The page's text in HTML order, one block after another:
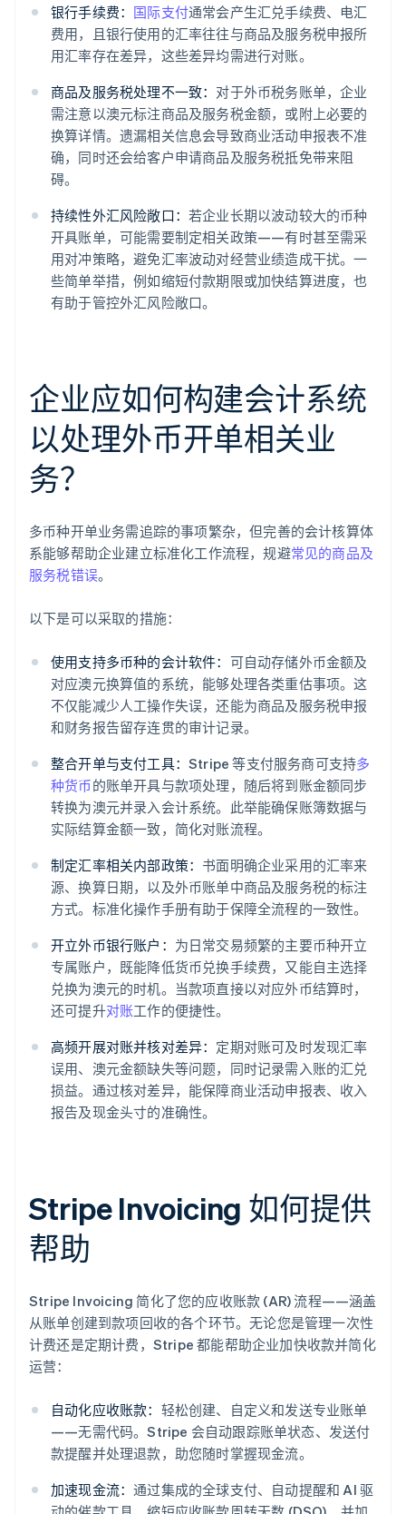
银行手续费： 国际支付通常会产生汇兑手续费、电汇
费用，且银行使用的汇率往往与商品及服务税申报所
用汇率存在差异，这些差异均需进行对账。
商品及服务税处理不一致： 对于外币税务账单，企业
需注意以澳元标注商品及服务税金额，或附上必要的
换算详情。遗漏相关信息会导致商业活动申报表不准
确，同时还会给客户申请商品及服务税抵免带来阻
碍。
持续性外汇风险敞口： 若企业长期以波动较大的币种
开具账单，可能需要制定相关政策——有时甚至需采
用对冲策略，避免汇率波动对经营业绩造成干扰。一
些简单举措，例如缩短付款期限或加快结算进度，也
有助于管控外汇风险敞口。
企业应如何构建会计系统
以处理外币开单相关业
务？
多币种开单业务需追踪的事项繁杂，但完善的会计核算体
系能够帮助企业建立标准化工作流程，规避常见的商品及
服务税错误。
以下是可以采取的措施：
使用支持多币种的会计软件： 可自动存储外币金额及
对应澳元换算值的系统，能够处理各类重估事项。这
不仅能减少人工操作失误，还能为商品及服务税申报
和财务报告留存连贯的审计记录。
整合开单与支付工具： Stripe 等支付服务商可支持多
种货币的账单开具与款项处理，随后将到账金额同步
转换为澳元并录入会计系统。此举能确保账簿数据与
实际结算金额一致，简化对账流程。
制定汇率相关内部政策： 书面明确企业采用的汇率来
源、换算日期，以及外币账单中商品及服务税的标注
方式。标准化操作手册有助于保障全流程的一致性。
开立外币银行账户： 为日常交易频繁的主要币种开立
专属账户，既能降低货币兑换手续费，又能自主选择
兑换为澳元的时机。当款项直接以对应外币结算时，
还可提升对账工作的便捷性。
高频开展对账并核对差异： 定期对账可及时发现汇率
误用、澳元金额缺失等问题，同时记录需入账的汇兑
损益。通过核对差异，能保障商业活动申报表、收入
报告及现金头寸的准确性。
Stripe Invoicing 如何提供
帮助
Stripe Invoicing 简化了您的应收账款 (AR) 流程——涵盖
从账单创建到款项回收的各个环节。无论您是管理一次性
计费还是定期计费，Stripe 都能帮助企业加快收款并简化
运营：
自动化应收账款： 轻松创建、自定义和发送专业账单
——无需代码。Stripe 会自动跟踪账单状态、发送付
款提醒并处理退款，助您随时掌握现金流。
加速现金流：通过集成的全球支付、自动提醒和 AI 驱